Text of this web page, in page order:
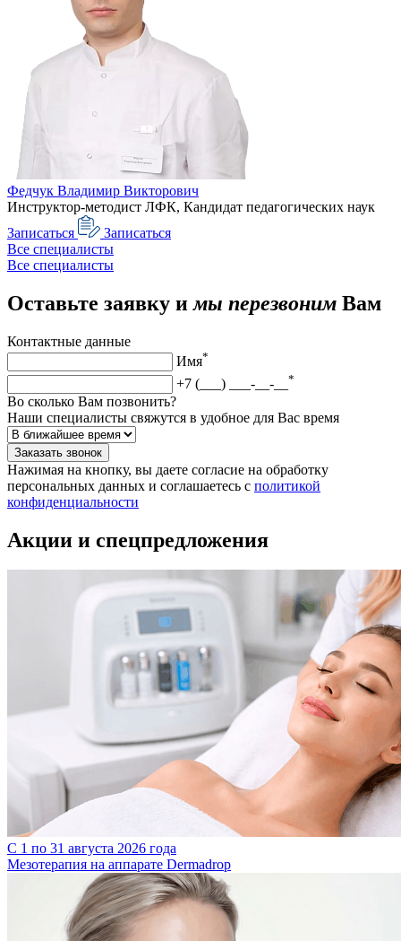
Федчук Владимир Викторович
Инструктор-методист ЛФК, Кандидат педагогических наук
Записаться
Записаться
Все специалисты
Все специалисты
Оставьте заявку имы перезвоним Вам
Контактные данные
Имя*
+7 (___) ___-__-__ *
Во сколько Вам позвонить?
Наши специалисты свяжутся в удобное для Вас время
Заказать звонок
Нажимая на кнопку, вы даете согласие на обработку
персональных данных и соглашаетесь c политикой
конфиденциальности
Акции и спецпредложения
С 1 по 31 августа 2026 года
Мезотерапия на аппарате Dermadrop